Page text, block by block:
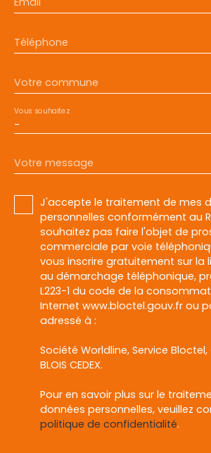
Téléphone
Votre commune
-
Vous souhaitez
Votre message
J'accepte le traitement de mes
personnelles conformément au
souhaitez pas faire l'objet de
commerciale par voie
vous inscrire gratuitement sur la
au démarchage téléphonique,
L223-1 du code de la
Internet www.bloctel.gouv.fr ou
adressé à :
Société Worldline, Service Bloctel,
BLOIS CEDEX.
Pour en savoir plus sur le
données personnelles, veuillez
politique de confidentialité.